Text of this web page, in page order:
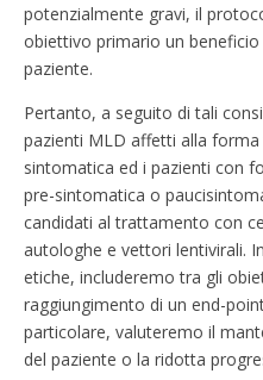
potenzialmente gravi, il
obiettivo primario un
paziente.
Pertanto, a seguito di tali
pazienti MLD affetti alla
sintomatica ed i pazienti con
pre-sintomatica o
candidati al trattamento con
autologhe e vettori lentivirali.
etiche, includeremo tra gli
raggiungimento di un end-
particolare, valuteremo il
del paziente o la ridotta